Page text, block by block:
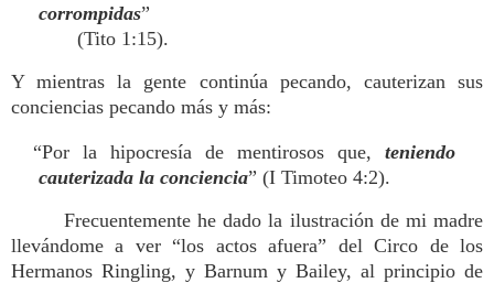
corrompidas”
(Tito 1:15).
Y mientras la gente continúa pecando, cauterizan sus
conciencias pecando más y más:
“Por la hipocresía de mentirosos que, teniendo
cauterizada la conciencia” (I Timoteo 4:2).
Frecuentemente he dado la ilustración de mi madre
llevándome a ver “los actos afuera” del Circo de los
Hermanos Ringling, y Barnum y Bailey, al principio de